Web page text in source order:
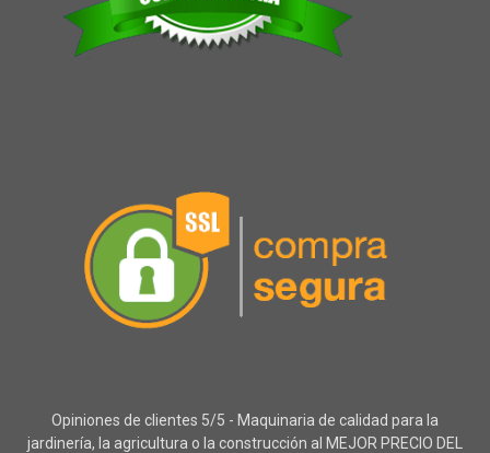
Opiniones de clientes 5/5 - Maquinaria de calidad para la
jardinería, la agricultura o la construcción al MEJOR PRECIO DEL